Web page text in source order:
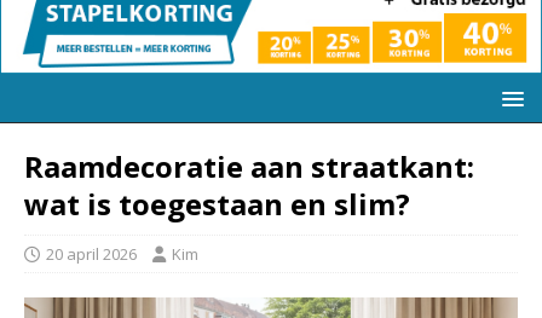
Raamdecoratie aan straatkant:
wat is toegestaan en slim?
20 april 2026 Kim